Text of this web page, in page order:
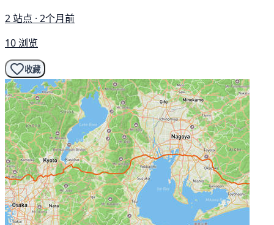
2 站点 · 2个月前
10 浏览
收藏